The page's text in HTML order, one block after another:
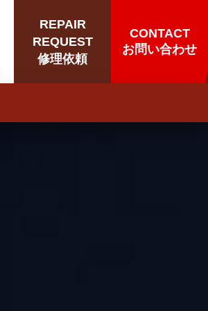
REPAIR
REQUEST
修理依頼
CONTACT
お問い合わせ